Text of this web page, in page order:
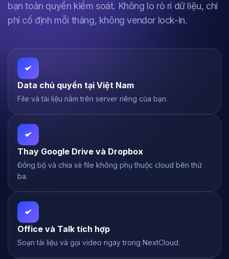
bạn toàn quyền kiểm soát. Không lo rò rỉ dữ liệu, chi
phí cố định mỗi tháng, không vendor lock-in.
Data chủ quyền tại Việt Nam
File và tài liệu nằm trên server riêng của bạn.
Thay Google Drive và Dropbox
Đồng bộ và chia sẻ file không phụ thuộc cloud bên thứ
ba.
Office và Talk tích hợp
Soạn tài liệu và gọi video ngay trong NextCloud.